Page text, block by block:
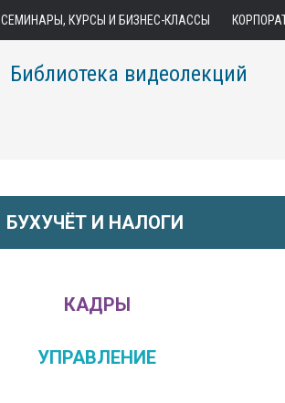
СЕМИНАРЫ, КУРСЫ И БИЗНЕС-КЛАССЫ
Библиотека видеолекций
БУХУЧЁТ И НАЛОГИ
КАДРЫ
УПРАВЛЕНИЕ